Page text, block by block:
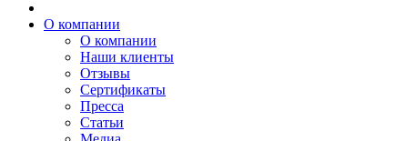
О компании
О компании
Наши клиенты
Отзывы
Сертификаты
Пресса
Статьи